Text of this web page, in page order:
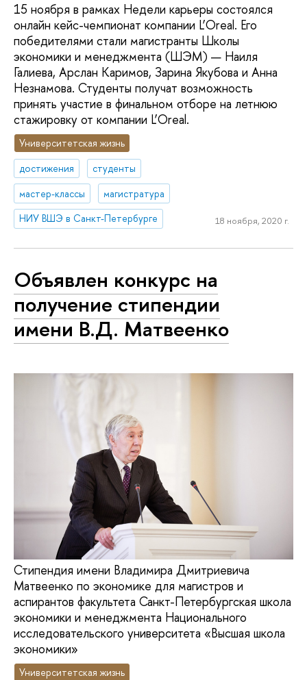
15 ноября в рамках Недели карьеры состоялся
онлайн кейс-чемпионат компании L’Oreal. Его
победителями стали магистранты Школы
экономики и менеджмента (ШЭМ) — Наиля
Галиева, Арслан Каримов, Зарина Якубова и Анна
Незнамова. Студенты получат возможность
принять участие в финальном отборе на летнюю
стажировку от компании L’Oreal.
Университетская жизнь
достижения
студенты
мастер-классы
магистратура
НИУ ВШЭ в Санкт-Петербурге
18 ноября, 2020 г.
Объявлен конкурс на
получение стипендии
имени В.Д. Матвеенко
Стипендия имени Владимира Дмитриевича
Матвеенко по экономике для магистров и
аспирантов факультета Санкт-Петербургская школа
экономики и менеджмента Национального
исследовательского университета «Высшая школа
экономики»
Университетская жизнь